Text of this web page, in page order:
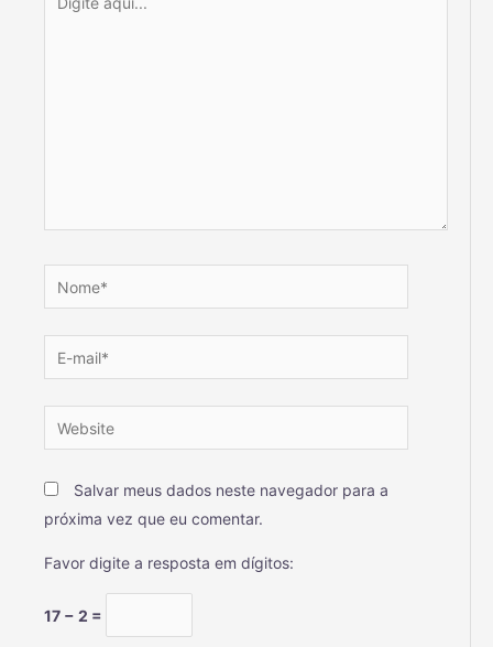
Salvar meus dados neste navegador para a
próxima vez que eu comentar.
Favor digite a resposta em dígitos:
17 − 2 =